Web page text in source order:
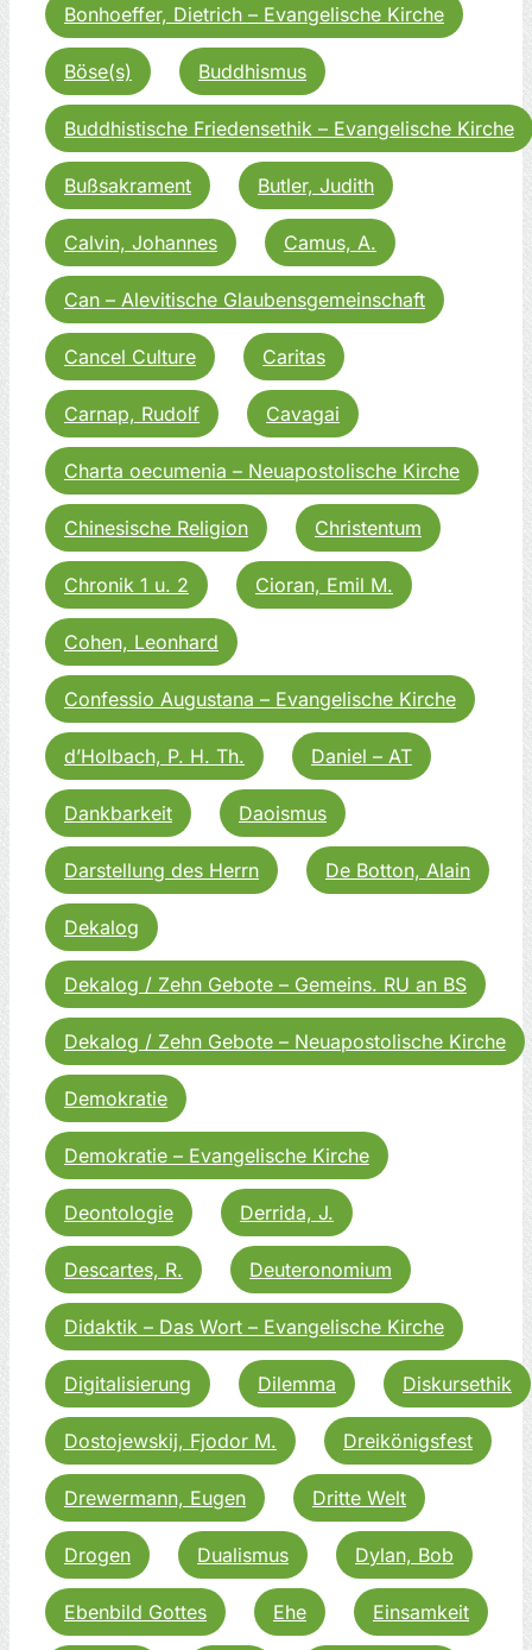
Bonhoeffer, Dietrich – Evangelische Kirche
Böse(s) Buddhismus
Buddhistische Friedensethik – Evangelische Kirche
Bußsakrament Butler, Judith
Calvin, Johannes Camus, A.
Can – Alevitische Glaubensgemeinschaft
Cancel Culture Caritas
Carnap, Rudolf Cavagai
Charta oecumenia – Neuapostolische Kirche
Chinesische Religion Christentum
Chronik 1 u. 2 Cioran, Emil M.
Cohen, Leonhard
Confessio Augustana – Evangelische Kirche
d’Holbach, P. H. Th. Daniel – AT
Dankbarkeit Daoismus
Darstellung des Herrn De Botton, Alain
Dekalog
Dekalog / Zehn Gebote – Gemeins. RU an BS
Dekalog / Zehn Gebote – Neuapostolische Kirche
Demokratie
Demokratie – Evangelische Kirche
Deontologie Derrida, J.
Descartes, R. Deuteronomium
Didaktik – Das Wort – Evangelische Kirche
Digitalisierung Dilemma Diskursethik
Dostojewskij, Fjodor M. Dreikönigsfest
Drewermann, Eugen Dritte Welt
Drogen Dualismus Dylan, Bob
Ebenbild Gottes Ehe Einsamkeit